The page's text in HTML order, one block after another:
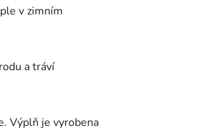
v zimním
a tráví
Výplň je vyrobena